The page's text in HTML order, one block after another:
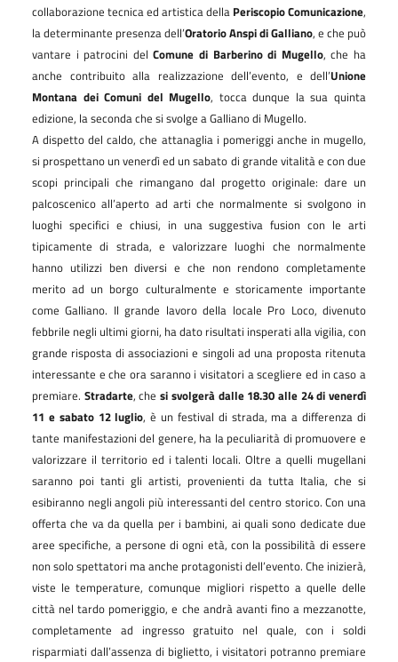
collaborazione tecnica ed artistica della Periscopio Comunicazione,
la determinante presenza dell’Oratorio Anspi di Galliano, e che può
vantare i patrocini delComune di Barberino di Mugello, che ha
anche contribuito alla realizzazione dell’evento, e dell’Unione
Montana dei Comuni del Mugello, tocca dunque la sua quinta
edizione, la seconda che si svolge a Galliano di Mugello.
A dispetto del caldo, che attanaglia i pomeriggi anche in mugello,
si prospettano un venerdì ed un sabato di grande vitalità e con due
scopi principali che rimangano dal progetto originale: dare un
palcoscenico all’aperto ad arti che normalmente si svolgono in
luoghi specifici e chiusi, in una suggestiva fusion con le arti
tipicamente di strada, e valorizzare luoghi che normalmente
hanno utilizzi ben diversi e che non rendono completamente
merito ad un borgo culturalmente e storicamente importante
come Galliano. Il grande lavoro della locale Pro Loco, divenuto
febbrile negli ultimi giorni, ha dato risultati insperati alla vigilia, con
grande risposta di associazioni e singoli ad una proposta ritenuta
interessante e che ora saranno i visitatori a scegliere ed in caso a
premiare. Stradarte, chesi svolgerà dalle 18.30 alle 24 di venerdì
11 e sabato 12 luglio, è un festival di strada, ma a differenza di
tante manifestazioni del genere, ha la peculiarità di promuovere e
valorizzare il territorio ed i talenti locali. Oltre a quelli mugellani
saranno poi tanti gli artisti, provenienti da tutta Italia, che si
esibiranno negli angoli più interessanti del centro storico. Con una
offerta che va da quella per i bambini, ai quali sono dedicate due
aree specifiche, a persone di ogni età, con la possibilità di essere
non solo spettatori ma anche protagonisti dell’evento. Che inizierà,
viste le temperature, comunque migliori rispetto a quelle delle
città nel tardo pomeriggio, e che andrà avanti fino a mezzanotte,
completamente ad ingresso gratuito nel quale, con i soldi
risparmiati dall’assenza di biglietto, i visitatori potranno premiare